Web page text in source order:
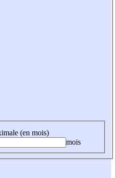
(en mois)
mois